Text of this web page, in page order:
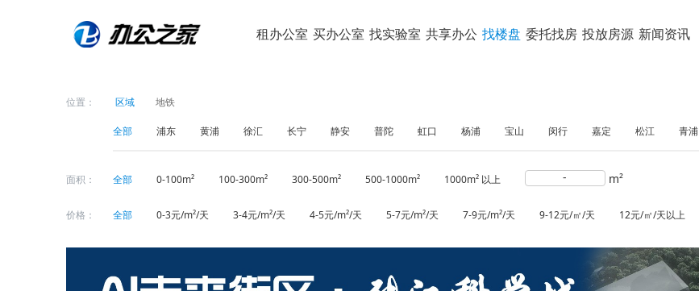
租办公室 买办公室 找实验室 共享办公 找楼盘 委托找房 投放房源 新闻资讯
位置： 区域 地铁
全部 浦东 黄浦 徐汇 长宁 静安 普陀 虹口 杨浦 宝山 闵行 嘉定 松江 青浦
面积： 全部 0-100m² 100-300m² 300-500m² 500-1000m² 1000m² 以上 - m²
价格： 全部 0-3元/m²/天 3-4元/m²/天 4-5元/m²/天 5-7元/m²/天 7-9元/m²/天 9-12元/㎡/天 12元/㎡/天以上